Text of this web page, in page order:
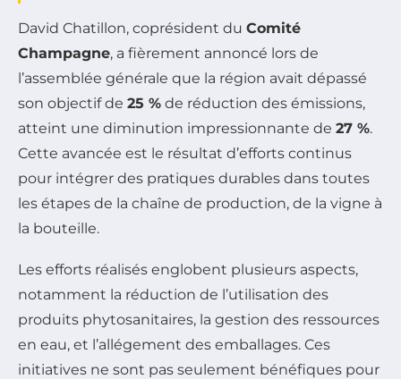
David Chatillon, coprésident du Comité
Champagne, a fièrement annoncé lors de
l’assemblée générale que la région avait dépassé
son objectif de 25 % de réduction des émissions,
atteint une diminution impressionnante de 27 %.
Cette avancée est le résultat d’efforts continus
pour intégrer des pratiques durables dans toutes
les étapes de la chaîne de production, de la vigne à
la bouteille.
Les efforts réalisés englobent plusieurs aspects,
notamment la réduction de l’utilisation des
produits phytosanitaires, la gestion des ressources
en eau, et l’allégement des emballages. Ces
initiatives ne sont pas seulement bénéfiques pour